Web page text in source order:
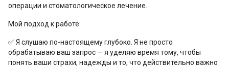
операции и стоматологическое лечение.
Мой подход к работе:
✅ Я слушаю по-настоящему глубоко. Я не просто
обрабатываю ваш запрос — я уделяю время тому, чтобы
понять ваши страхи, надежды и то, что действительно важно